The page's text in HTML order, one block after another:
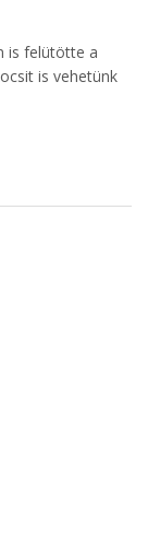
is felütötte a
is vehetünk